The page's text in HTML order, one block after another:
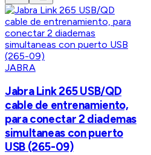
JABRA
Jabra Link 265 USB/QD
cable de entrenamiento,
para conectar 2 diademas
simultaneas con puerto
USB (265-09)